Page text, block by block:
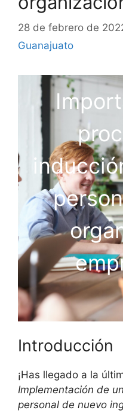
28 de febrero de
Guanajuato
Introducción
¡Has llegado a la
Implementación de
personal de nuevo